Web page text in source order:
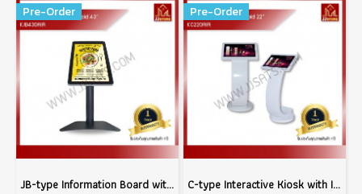
Pre-Order
JB-type Information Board with IR touch Android system 43"
Pre-Order
C-type Interactive Kiosk with IR Touch Android system 22"